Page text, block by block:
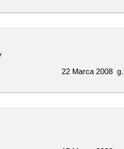
22 Marca 2008